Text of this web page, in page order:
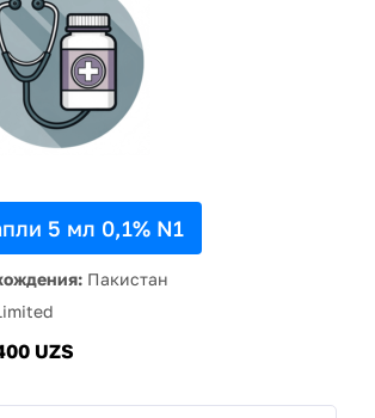
5 мл 0,1% N1
Пакистан
UZS